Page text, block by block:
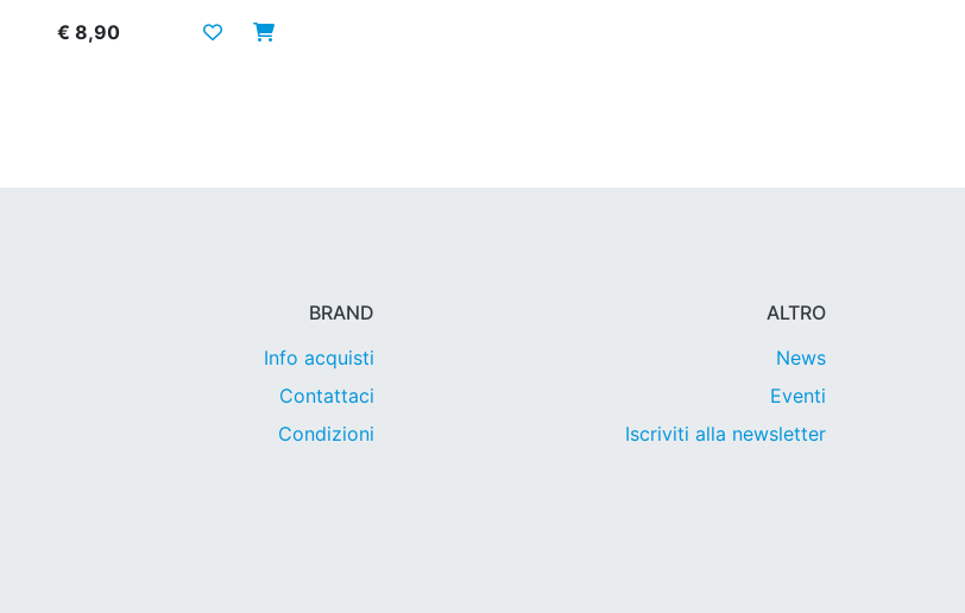
€ 8,90
BRAND
Info acquisti
Contattaci
Condizioni
ALTRO
News
Eventi
Iscriviti alla newsletter